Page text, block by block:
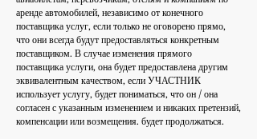
аренде автомобилей, независимо от конечного
поставщика услуг, если только не оговорено прямо,
что они всегда будут предоставляться конкретным
поставщиком. В случае изменения прямого
поставщика услуги, она будет предоставлена другим
эквивалентным качеством, если УЧАСТНИК
использует услугу, будет пониматься, что он / она
согласен с указанным изменением и никаких претензий,
компенсации или возмещения. будет продолжаться.